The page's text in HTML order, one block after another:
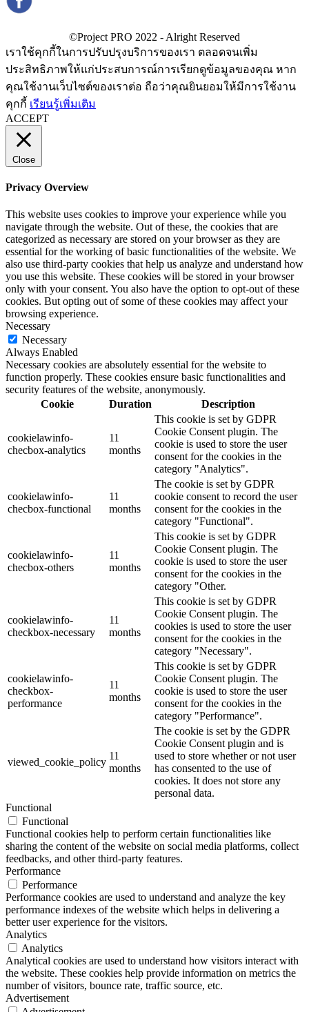
เราใช้คุกกี้ในการปรับปรุงบริการของเรา ตลอดจนเพิ่ม
ประสิทธิภาพให้แก่ประสบการณ์การเรียกดูข้อมูลของคุณ หาก
คุณใช้งานเว็บไซต์ของเราต่อ ถือว่าคุณยินยอมให้มีการใช้งาน
คุกกี้ เรียนรู้เพิ่มเติม
ACCEPT
Close
Privacy Overview
This website uses cookies to improve your experience while you
navigate through the website. Out of these, the cookies that are
categorized as necessary are stored on your browser as they are
essential for the working of basic functionalities of the website. We
also use third-party cookies that help us analyze and understand how
you use this website. These cookies will be stored in your browser
only with your consent. You also have the option to opt-out of these
cookies. But opting out of some of these cookies may affect your
browsing experience.
Necessary
Necessary
Always Enabled
Necessary cookies are absolutely essential for the website to
function properly. These cookies ensure basic functionalities and
security features of the website, anonymously.
Cookie
Duration Description
cookielawinfo-
checbox-analytics
11
months
This cookie is set by GDPR
Cookie Consent plugin. The
cookie is used to store the user
consent for the cookies in the
category "Analytics".
cookielawinfo-
checbox-functional
11
months
The cookie is set by GDPR
cookie consent to record the user
consent for the cookies in the
category "Functional".
cookielawinfo-
checbox-others
11
months
This cookie is set by GDPR
Cookie Consent plugin. The
cookie is used to store the user
consent for the cookies in the
category "Other.
cookielawinfo-
checkbox-necessary
11
months
This cookie is set by GDPR
Cookie Consent plugin. The
cookies is used to store the user
consent for the cookies in the
category "Necessary".
cookielawinfo-
checkbox-
performance
11
months
This cookie is set by GDPR
Cookie Consent plugin. The
cookie is used to store the user
consent for the cookies in the
category "Performance".
viewed_cookie_policy
11
months
The cookie is set by the GDPR
Cookie Consent plugin and is
used to store whether or not user
has consented to the use of
cookies. It does not store any
personal data.
Functional
Functional
Functional cookies help to perform certain functionalities like
sharing the content of the website on social media platforms, collect
feedbacks, and other third-party features.
Performance
Performance
Performance cookies are used to understand and analyze the key
performance indexes of the website which helps in delivering a
better user experience for the visitors.
Analytics
Analytics
Analytical cookies are used to understand how visitors interact with
the website. These cookies help provide information on metrics the
number of visitors, bounce rate, traffic source, etc.
Advertisement